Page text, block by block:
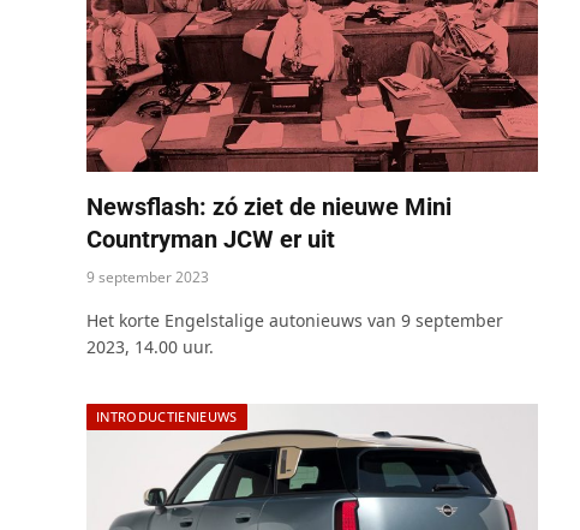
Newsflash: zó ziet de nieuwe Mini
Countryman JCW er uit
9 september 2023
Het korte Engelstalige autonieuws van 9 september
2023, 14.00 uur.
INTRODUCTIENIEUWS